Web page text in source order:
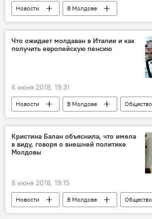
Новости
В Молдове
Происшествия
Украина
Республика Молдова
контрабанда
бизнес
гаджеты прокуратура
Что ожидает молдаван в Италии и как
получить европейскую пенсию
6 июня 2018, 19:31
Новости В Молдове
Общество
трудовая миграция
молдаване в италии
Италия
Кристина Балан объяснила, что имела
в виду, говоря о внешней политике
Молдовы
6 июня 2018, 19:15
Новости В Молдове
Общество
Кишинев
Республика Молдова